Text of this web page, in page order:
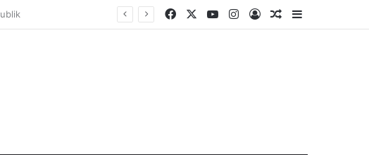
pada 2026 Facebook YouTubeInstagram
Log InRandom Article